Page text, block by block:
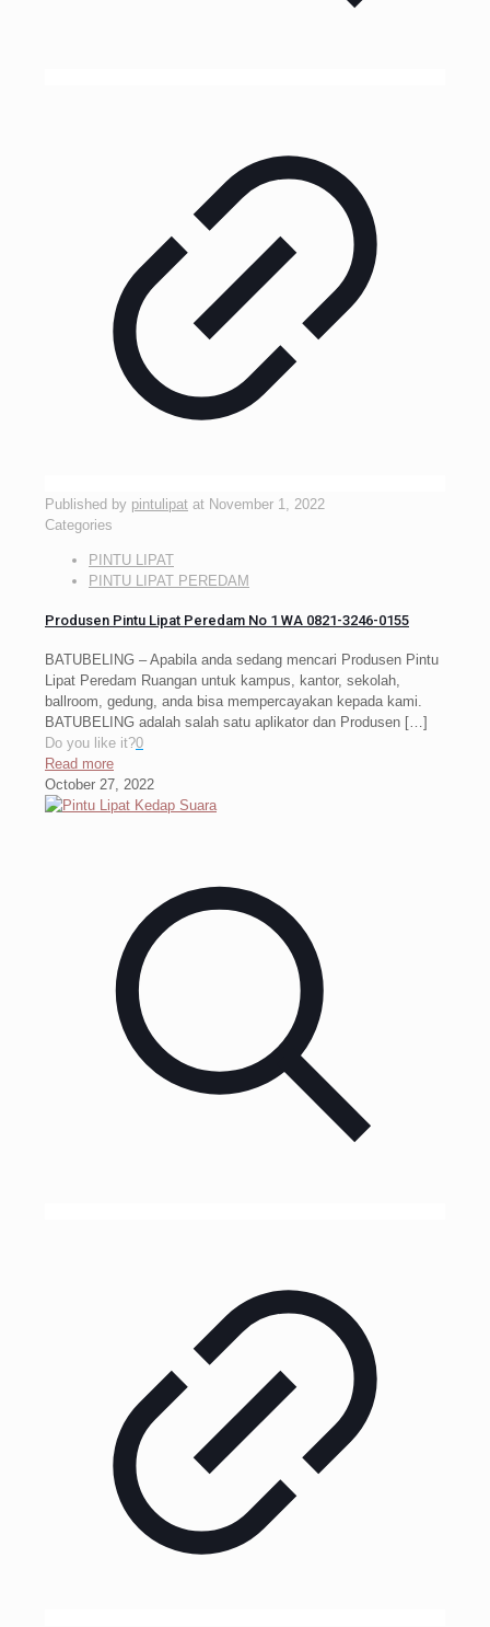
Published by pintulipat at November 1, 2022
Categories
PINTU LIPAT
PINTU LIPAT PEREDAM
Produsen Pintu Lipat Peredam No 1 WA 0821-3246-0155
BATUBELING – Apabila anda sedang mencari Produsen Pintu
Lipat Peredam Ruangan untuk kampus, kantor, sekolah,
ballroom, gedung, anda bisa mempercayakan kepada kami.
BATUBELING adalah salah satu aplikator dan Produsen […]
Do you like it?0
Read more
October 27, 2022